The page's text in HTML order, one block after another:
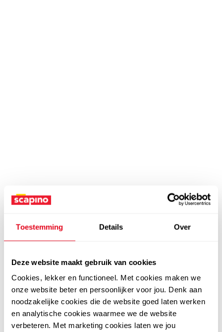
Toestemming Details Over
Deze website maakt gebruik van cookies
Cookies, lekker en functioneel. Met cookies maken we
onze website beter en persoonlijker voor jou. Denk aan
noodzakelijke cookies die de website goed laten werken
en analytische cookies waarmee we de website
verbeteren. Met marketing cookies laten we jou